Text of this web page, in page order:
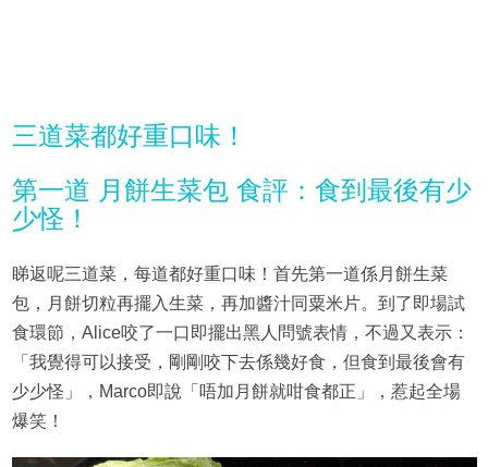
三道菜都好重口味！
第一道 月餅生菜包 食評：食到最後有少
少怪！
睇返呢三道菜，每道都好重口味！首先第一道係月餅生菜
包，月餅切粒再擺入生菜，再加醬汁同粟米片。到了即場試
食環節，Alice咬了一口即擺出黑人問號表情，不過又表示：
「我覺得可以接受，剛剛咬下去係幾好食，但食到最後會有
少少怪」，Marco即說「唔加月餅就咁食都正」，惹起全場
爆笑！